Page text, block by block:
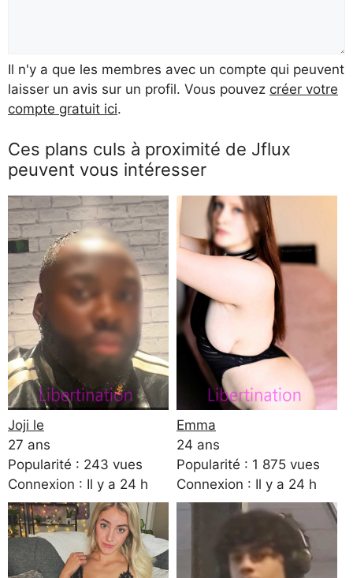
Il n'y a que les membres avec un compte qui peuvent
laisser un avis sur un profil. Vous pouvez créer votre
compte gratuit ici.
Ces plans culs à proximité de Jflux
peuvent vous intéresser
Joji le
27 ans
Popularité : 243 vues
Connexion : Il y a 24 h
Emma
24 ans
Popularité : 1 875 vues
Connexion : Il y a 24 h